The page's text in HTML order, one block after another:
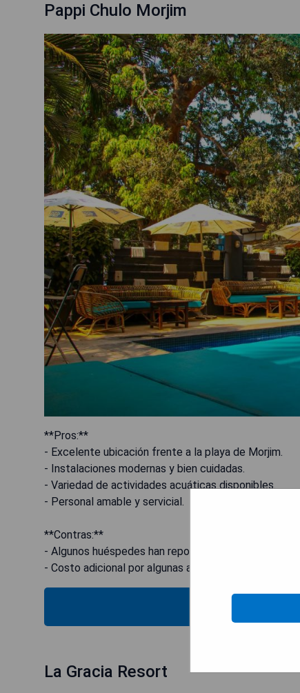
Pappi Chulo Morjim
**Pros:**
- Excelente ubicación frente a la playa de Morjim.
- Instalaciones modernas y bien cuidadas.
- Variedad de actividades acuáticas disponibles.
- Personal amable y servicial.
**Contras:**
- Algunos huéspedes han reportado problemas con
- Costo adicional por algunas actividades y servicios.
La Gracia Resort